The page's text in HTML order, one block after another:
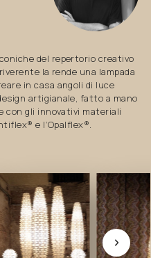
del repertorio creativo
la rende una lampada
in casa angoli di luce
artigianale, fatto a mano
con gli innovativi materiali
e l’Opalflex®.